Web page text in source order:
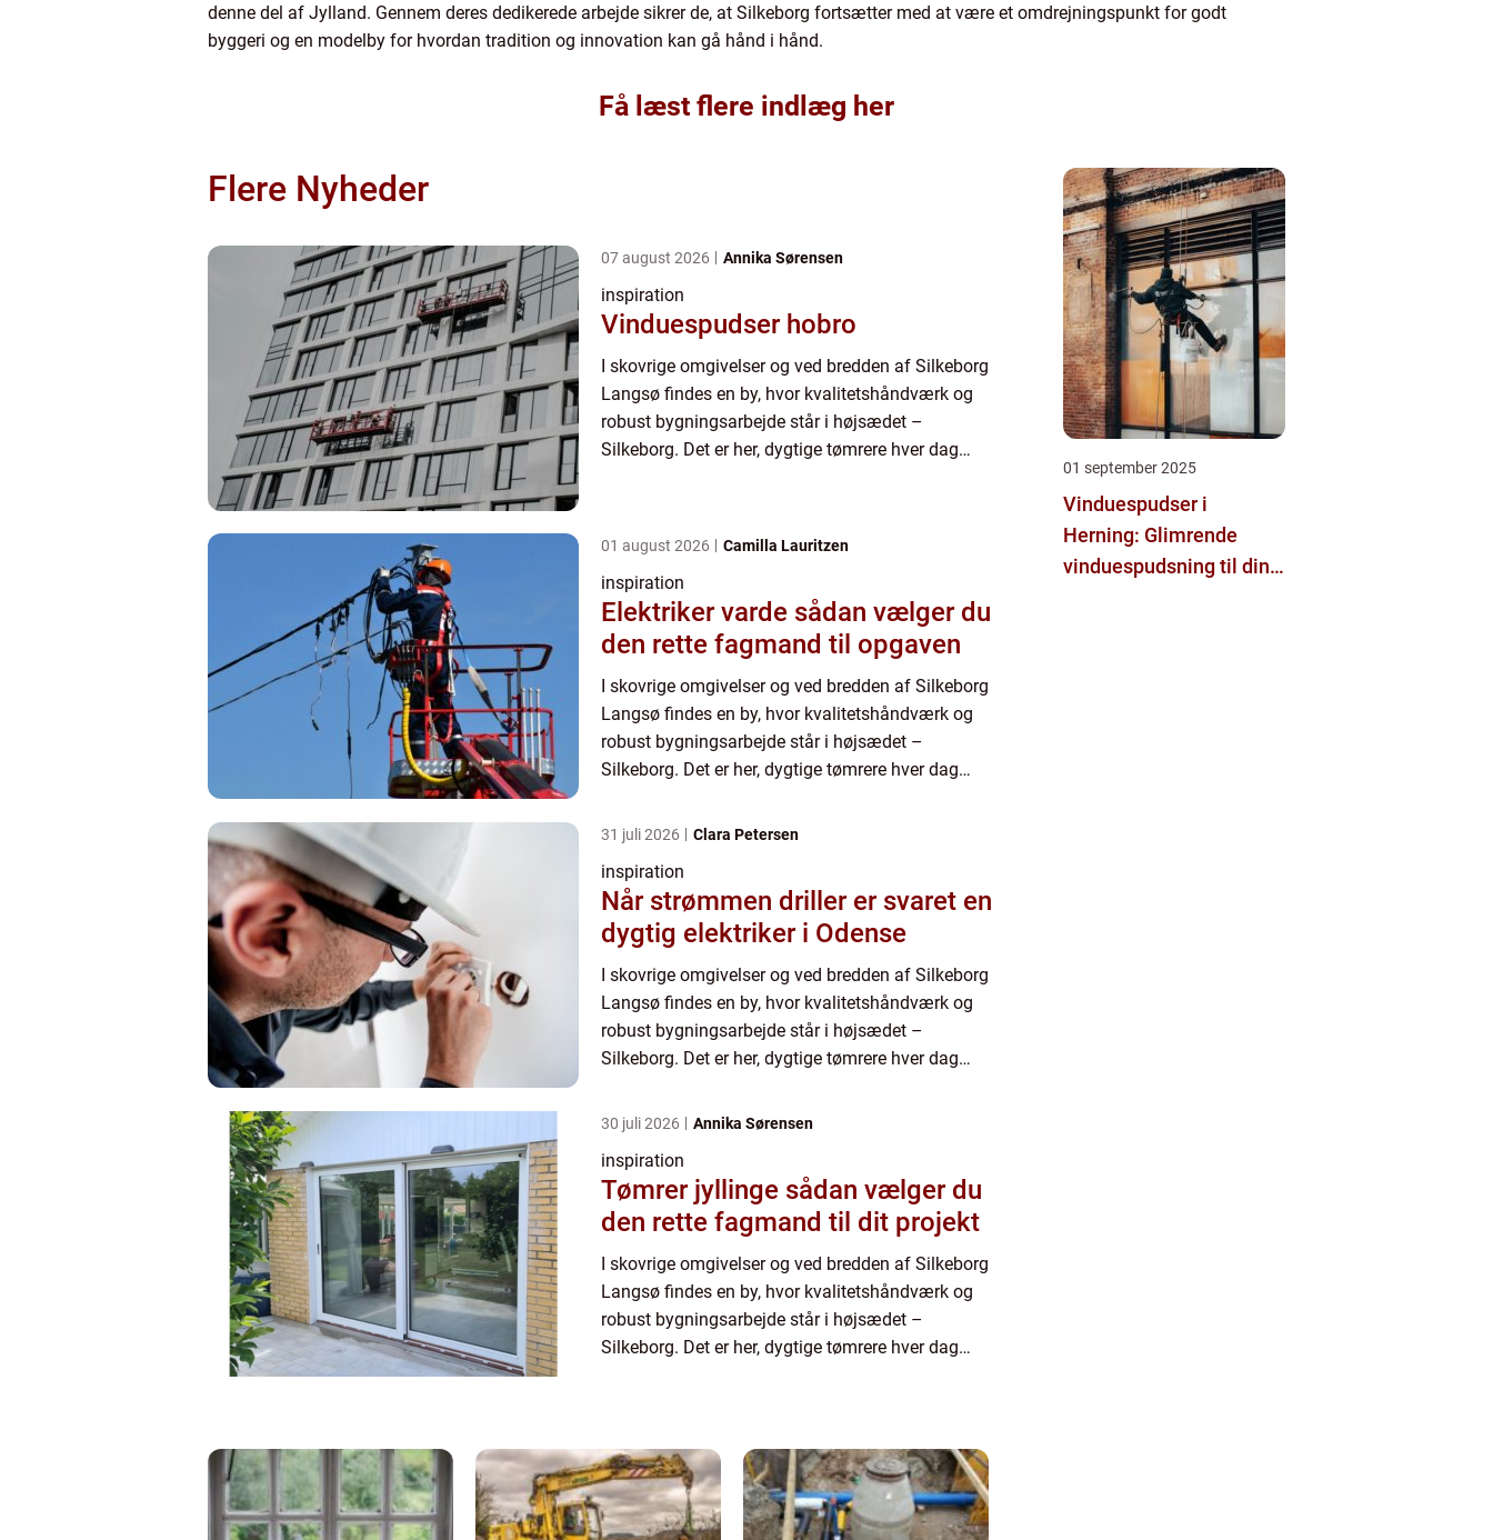
denne del af Jylland. Gennem deres dedikerede arbejde sikrer de, at Silkeborg fortsætter med at være et omdrejningspunkt for godt
byggeri og en modelby for hvordan tradition og innovation kan gå hånd i hånd.
Få læst flere indlæg her
Flere Nyheder
07 august 2026 Annika Sørensen
inspiration
Vinduespudser hobro
I skovrige omgivelser og ved bredden af Silkeborg
Langsø findes en by, hvor kvalitetshåndværk og
robust bygningsarbejde står i højsædet –
Silkeborg. Det er her, dygtige tømrere hver dag
01 august 2026 Camilla Lauritzen
inspiration
Elektriker varde sådan vælger du
den rette fagmand til opgaven
I skovrige omgivelser og ved bredden af Silkeborg
Langsø findes en by, hvor kvalitetshåndværk og
robust bygningsarbejde står i højsædet –
Silkeborg. Det er her, dygtige tømrere hver dag
31 juli 2026 Clara Petersen
inspiration
Når strømmen driller er svaret en
dygtig elektriker i Odense
I skovrige omgivelser og ved bredden af Silkeborg
Langsø findes en by, hvor kvalitetshåndværk og
robust bygningsarbejde står i højsædet –
Silkeborg. Det er her, dygtige tømrere hver dag
30 juli 2026 Annika Sørensen
inspiration
Tømrer jyllinge sådan vælger du
den rette fagmand til dit projekt
I skovrige omgivelser og ved bredden af Silkeborg
Langsø findes en by, hvor kvalitetshåndværk og
robust bygningsarbejde står i højsædet –
Silkeborg. Det er her, dygtige tømrere hver dag
01 september 2025
Vinduespudser i
Herning: Glimrende
vinduespudsning til din